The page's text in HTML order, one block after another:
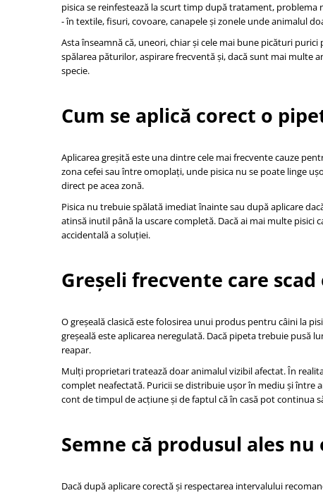
pisica se reinfestează la scurt timp după tratament,
- în textile, fisuri, covoare, canapele și zonele unde animalul
Asta înseamnă că, uneori, chiar și cele mai bune picături
spălarea păturilor, aspirare frecventă și, dacă sunt mai
specie.
Cum se aplică corect o
Aplicarea greșită este una dintre cele mai frecvente cauze
zona cefei sau între omoplați, unde pisica nu se poate linge
direct pe acea zonă.
Pisica nu trebuie spălată imediat înainte sau după aplicare
atinsă inutil până la uscare completă. Dacă ai mai multe
accidentală a soluției.
Greșeli frecvente care
O greșeală clasică este folosirea unui produs pentru câini la
greșeală este aplicarea neregulată. Dacă pipeta trebuie
reapar.
Mulți proprietari tratează doar animalul vizibil afectat. În
complet neafectată. Puricii se distribuie ușor în mediu și între
cont de timpul de acțiune și de faptul că în casă pot continua
Semne că produsul ales
Dacă după aplicare corectă și respectarea intervalului